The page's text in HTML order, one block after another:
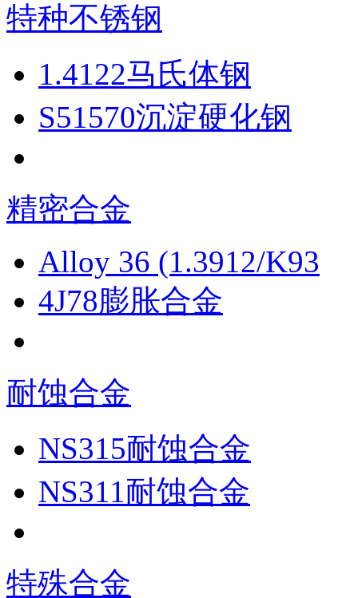
特种不锈钢
1.4122马氏体钢
S51570沉淀硬化钢
精密合金
Alloy 36 (1.3912/K93
4J78膨胀合金
耐蚀合金
NS315耐蚀合金
NS311耐蚀合金
特殊合金